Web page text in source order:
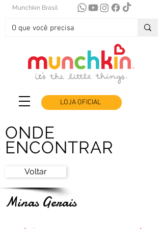
Munchkin Brasil
LOJA OFICIAL
ONDE
ENCONTRAR
Voltar
Minas Gerais